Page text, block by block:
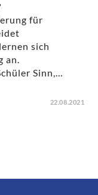
für
sich
an.
Sinn,…
22.08.2021